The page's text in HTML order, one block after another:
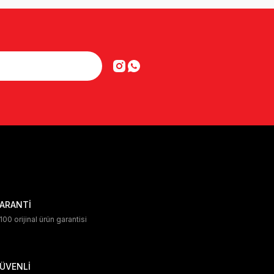
orijinal ürün garantisi